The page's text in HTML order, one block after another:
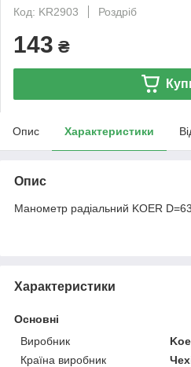
Код: KR2903
Роздріб
143 ₴
Опис Характеристики
Опис
Манометр радіальний KOER
Характеристики
Основні
Виробник
Країна виробник